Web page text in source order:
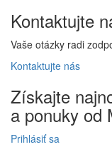
Kontaktujte
Vaše otázky radi
Kontaktujte nás
Získajte
a ponuky od
Prihlásiť sa